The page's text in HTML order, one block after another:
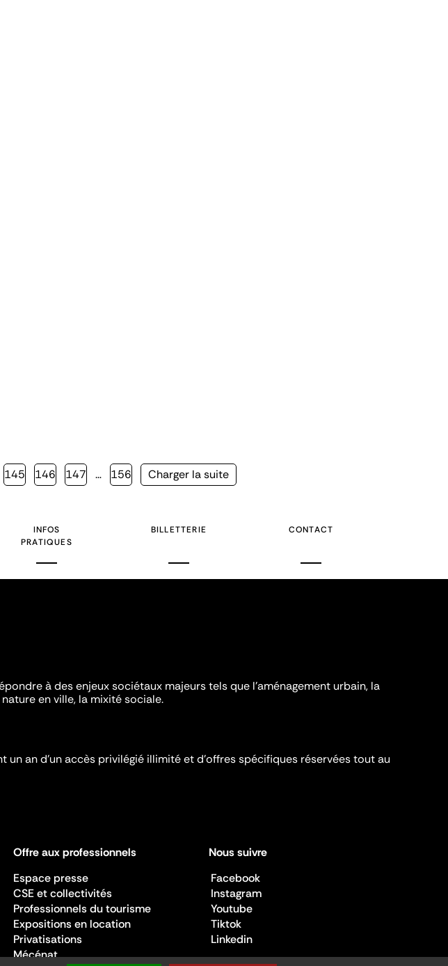
Page
145 Page
146 Page
147 … Page
156
Page
Charger la suite
INFOS
PRATIQUES
BILLETTERIE CONTACT
à des enjeux sociétaux majeurs tels que l'aménagement urbain, la
en ville, la mixité sociale.
un an d’un accès privilégié illimité et d’offres spécifiques réservées tout au
Offre aux professionnels
Espace presse
CSE et collectivités
Professionnels du tourisme
Expositions en location
Privatisations
Mécénat
Nous suivre
Facebook
Instagram
Youtube
Tiktok
Linkedin